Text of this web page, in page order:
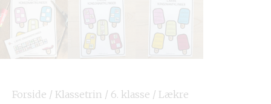
Forside / Klassetrin / 6. klasse / Lækre